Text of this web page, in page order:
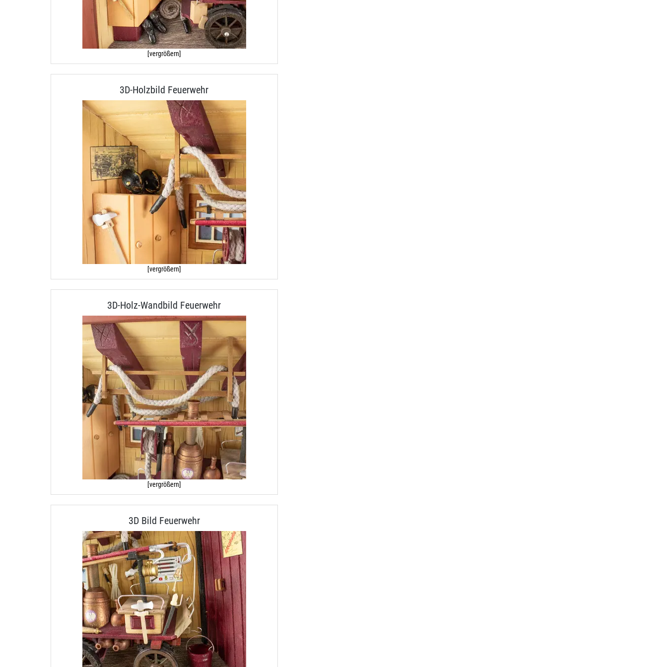
[vergrößern]
3D-Holzbild Feuerwehr
[vergrößern]
3D-Holz-Wandbild Feuerwehr
[vergrößern]
3D Bild Feuerwehr